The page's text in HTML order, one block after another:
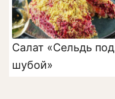
Салат «Сельдь под
шубой»